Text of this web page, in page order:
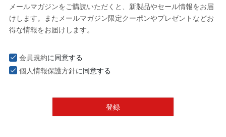
須
)
メールマガジンをご購読いただくと、新製品やセール情報をお届
けします。またメールマガジン限定クーポンやプレゼントなどお
得な情報をお届けします。
会員規約に同意する
個人情報保護方針に同意する
登録